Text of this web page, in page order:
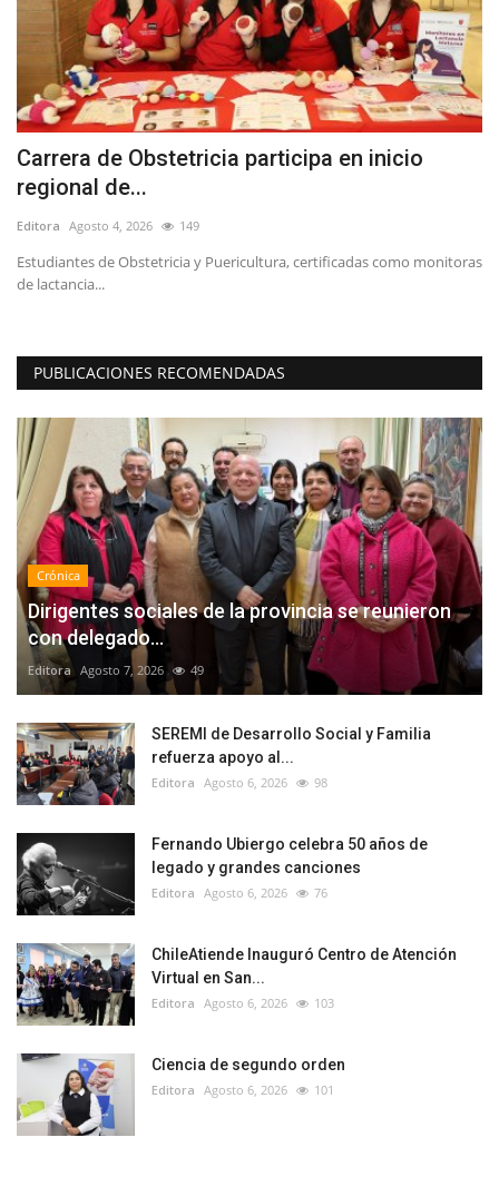
Carrera de Obstetricia participa en inicio
regional de...
Editora Agosto 4, 2026 149
Estudiantes de Obstetricia y Puericultura, certificadas como monitoras
de lactancia...
PUBLICACIONES RECOMENDADAS
Crónica
Dirigentes sociales de la provincia se reunieron
con delegado...
Editora Agosto 7, 2026 49
SEREMI de Desarrollo Social y Familia
refuerza apoyo al...
Editora Agosto 6, 2026 98
Fernando Ubiergo celebra 50 años de
legado y grandes canciones
Editora Agosto 6, 2026 76
ChileAtiende Inauguró Centro de Atención
Virtual en San...
Editora Agosto 6, 2026 103
Ciencia de segundo orden
Editora Agosto 6, 2026 101